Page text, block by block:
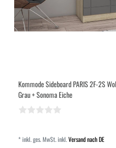
Kommode Sideboard PARIS 2F-2S
Grau + Sonoma Eiche
*inkl. ges. MwSt.inkl.Versand nach DE